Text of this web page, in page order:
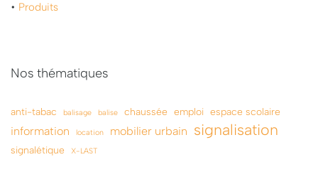
• Produits
Nos thématiques
anti-tabac balisage balise chaussée emploi espace scolaire
information location mobilier urbain signalisation
signalétique X-LAST